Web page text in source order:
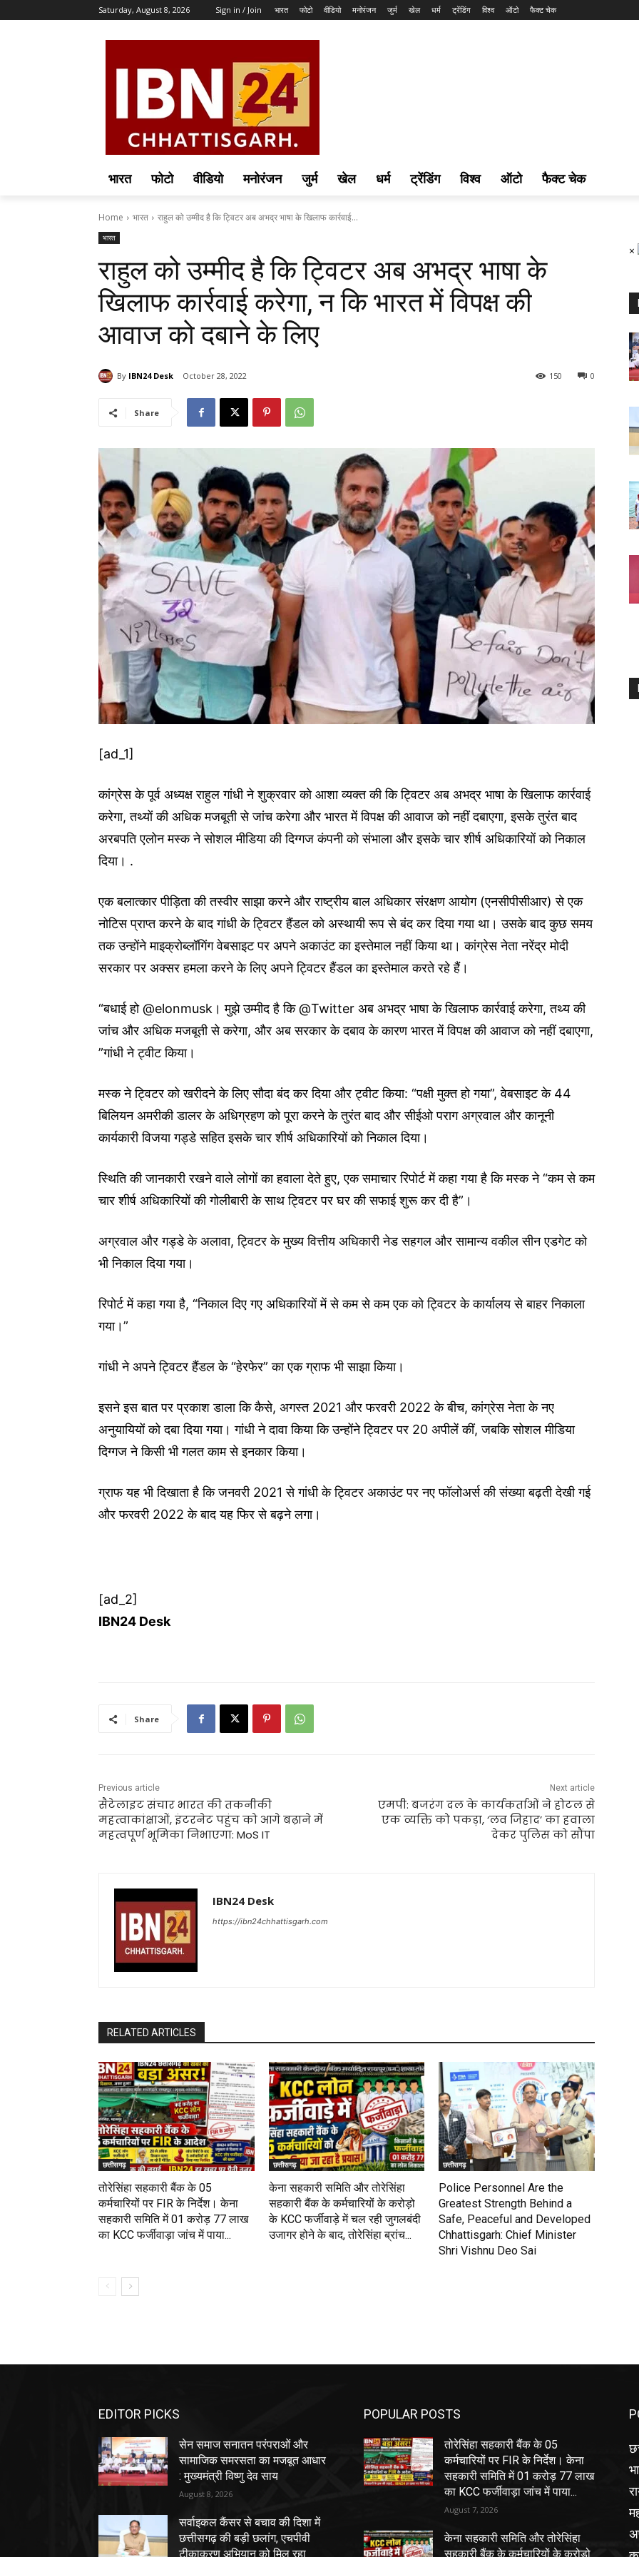
Saturday, August 8, 2026 Sign in / Join भारत फोटो वीडियो मनोरंजन जुर्म खेल धर्म ट्रेंडिंग विश्व ऑटो फैक्ट चेक
भारत फोटो वीडियो मनोरंजन जुर्म खेल धर्म ट्रेंडिंग विश्व ऑटो फैक्ट चेक
Home भारत राहुल को उम्मीद है कि ट्विटर अब अभद्र भाषा के खिलाफ कार्रवाई...
भारत
राहुल को उम्मीद है कि ट्विटर अब अभद्र भाषा के
खिलाफ कार्रवाई करेगा, न कि भारत में विपक्ष की
आवाज को दबाने के लिए
By IBN24 Desk October 28, 2022 0
150
Share
[ad_1]
कांग्रेस के पूर्व अध्यक्ष राहुल गांधी ने शुक्रवार को आशा व्यक्त की कि ट्विटर अब अभद्र भाषा के खिलाफ कार्रवाई
करेगा, तथ्यों की अधिक मजबूती से जांच करेगा और भारत में विपक्ष की आवाज को नहीं दबाएगा, इसके तुरंत बाद
अरबपति एलोन मस्क ने सोशल मीडिया की दिग्गज कंपनी को संभाला और इसके चार शीर्ष अधिकारियों को निकाल
दिया। .
एक बलात्कार पीड़िता की तस्वीर साझा करने और राष्ट्रीय बाल अधिकार संरक्षण आयोग (एनसीपीसीआर) से एक
नोटिस प्राप्त करने के बाद गांधी के ट्विटर हैंडल को अस्थायी रूप से बंद कर दिया गया था। उसके बाद कुछ समय
तक उन्होंने माइक्रोब्लॉगिंग वेबसाइट पर अपने अकाउंट का इस्तेमाल नहीं किया था। कांग्रेस नेता नरेंद्र मोदी
सरकार पर अक्सर हमला करने के लिए अपने ट्विटर हैंडल का इस्तेमाल करते रहे हैं।
“बधाई हो @elonmusk। मुझे उम्मीद है कि @Twitter अब अभद्र भाषा के खिलाफ कार्रवाई करेगा, तथ्य की
जांच और अधिक मजबूती से करेगा, और अब सरकार के दबाव के कारण भारत में विपक्ष की आवाज को नहीं दबाएगा,
”गांधी ने ट्वीट किया।
मस्क ने ट्विटर को खरीदने के लिए सौदा बंद कर दिया और ट्वीट किया: “पक्षी मुक्त हो गया”, वेबसाइट के 44
बिलियन अमरीकी डालर के अधिग्रहण को पूरा करने के तुरंत बाद और सीईओ पराग अग्रवाल और कानूनी
कार्यकारी विजया गड्डे सहित इसके चार शीर्ष अधिकारियों को निकाल दिया।
स्थिति की जानकारी रखने वाले लोगों का हवाला देते हुए, एक समाचार रिपोर्ट में कहा गया है कि मस्क ने “कम से कम
चार शीर्ष अधिकारियों की गोलीबारी के साथ ट्विटर पर घर की सफाई शुरू कर दी है”।
अग्रवाल और गड्डे के अलावा, ट्विटर के मुख्य वित्तीय अधिकारी नेड सहगल और सामान्य वकील सीन एडगेट को
भी निकाल दिया गया।
रिपोर्ट में कहा गया है, “निकाल दिए गए अधिकारियों में से कम से कम एक को ट्विटर के कार्यालय से बाहर निकाला
गया।”
गांधी ने अपने ट्विटर हैंडल के “हेरफेर” का एक ग्राफ भी साझा किया।
इसने इस बात पर प्रकाश डाला कि कैसे, अगस्त 2021 और फरवरी 2022 के बीच, कांग्रेस नेता के नए
अनुयायियों को दबा दिया गया। गांधी ने दावा किया कि उन्होंने ट्विटर पर 20 अपीलें कीं, जबकि सोशल मीडिया
दिग्गज ने किसी भी गलत काम से इनकार किया।
ग्राफ यह भी दिखाता है कि जनवरी 2021 से गांधी के ट्विटर अकाउंट पर नए फॉलोअर्स की संख्या बढ़ती देखी गई
और फरवरी 2022 के बाद यह फिर से बढ़ने लगा।
[ad_2]
IBN24 Desk
Share
Previous article
सैटेलाइट संचार भारत की तकनीकी
महत्वाकांक्षाओं, इंटरनेट पहुंच को आगे बढ़ाने में
महत्वपूर्ण भूमिका निभाएगा: MoS IT
Next article
एमपी: बजरंग दल के कार्यकर्ताओं ने होटल से
एक व्यक्ति को पकड़ा, ‘लव जिहाद’ का हवाला
देकर पुलिस को सौंपा
IBN24 Desk
https://ibn24chhattisgarh.com
RELATED ARTICLES
छत्तीसगढ़
तोरेसिंहा सहकारी बैंक के 05
कर्मचारियों पर FIR के निर्देश। केना
सहकारी समिति में 01 करोड़ 77 लाख
का KCC फर्जीवाड़ा जांच में पाया...
छत्तीसगढ़
केना सहकारी समिति और तोरेसिंहा
सहकारी बैंक के कर्मचारियों के करोड़ो
के KCC फर्जीवाड़े में चल रही जुगलबंदी
उजागर होने के बाद, तोरेसिंहा ब्रांच...
छत्तीसगढ़
Police Personnel Are the
Greatest Strength Behind a
Safe, Peaceful and Developed
Chhattisgarh: Chief Minister
Shri Vishnu Deo Sai
×
EDITOR PICKS
सेन समाज सनातन परंपराओं और
सामाजिक समरसता का मजबूत आधार
: मुख्यमंत्री विष्णु देव साय
August 8, 2026
सर्वाइकल कैंसर से बचाव की दिशा में
छत्तीसगढ़ की बड़ी छलांग, एचपीवी
टीकाकरण अभियान को मिल रहा
POPULAR POSTS
तोरेसिंहा सहकारी बैंक के 05
कर्मचारियों पर FIR के निर्देश। केना
सहकारी समिति में 01 करोड़ 77 लाख
का KCC फर्जीवाड़ा जांच में पाया...
August 7, 2026
केना सहकारी समिति और तोरेसिंहा
सहकारी बैंक के कर्मचारियों के करोड़ो